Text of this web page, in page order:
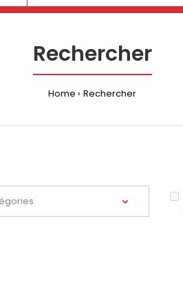
Rechercher
Home Rechercher